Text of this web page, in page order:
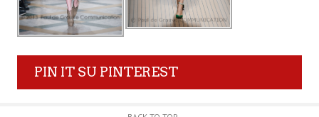
PIN IT SU PINTEREST